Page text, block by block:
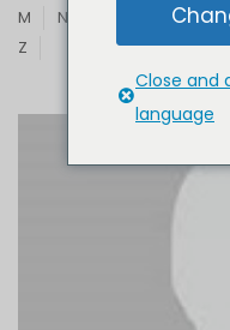
M
N Q R
Z
Close and
language